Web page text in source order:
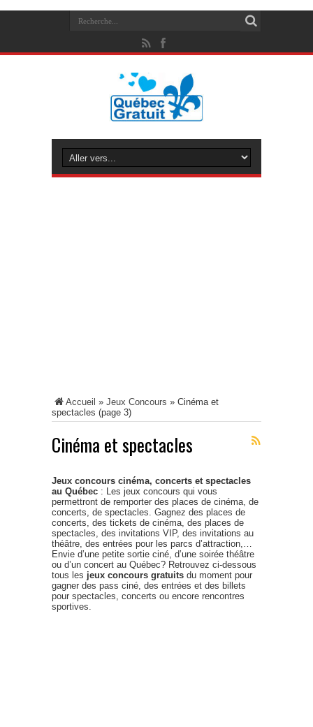
Accueil » Jeux Concours » Cinéma et
spectacles (page 3)
Cinéma et spectacles
Jeux concours cinéma, concerts et spectacles
au Québec : Les jeux concours qui vous
permettront de remporter des places de cinéma, de
concerts, de spectacles. Gagnez des places de
concerts, des tickets de cinéma, des places de
spectacles, des invitations VIP, des invitations au
théâtre, des entrées pour les parcs d’attraction,…
Envie d’une petite sortie ciné, d’une soirée théâtre
ou d’un concert au Québec? Retrouvez ci-dessous
tous les jeux concours gratuits du moment pour
gagner des pass ciné, des entrées et des billets
pour spectacles, concerts ou encore rencontres
sportives.